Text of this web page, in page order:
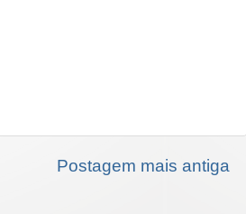
Postagem mais antiga